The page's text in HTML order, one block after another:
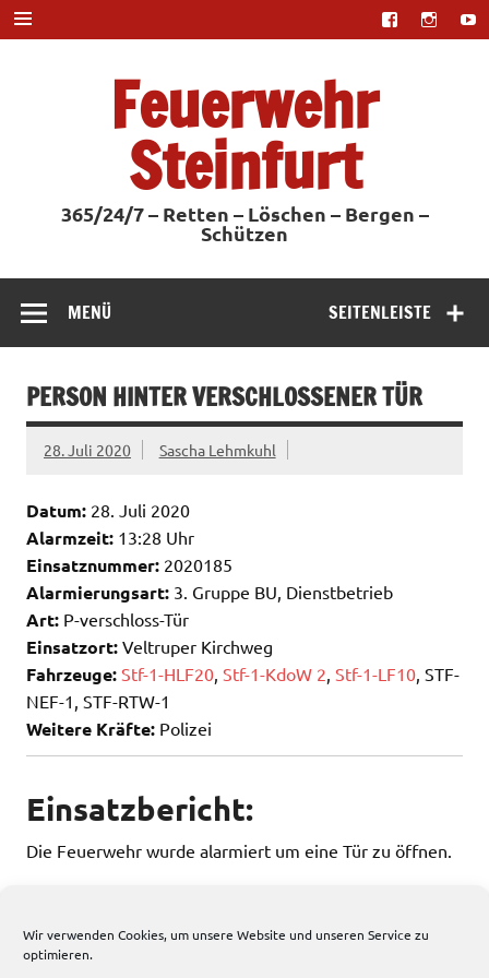
Wir verwenden Cookies, um unsere Website und unseren Service zu
optimieren.
Zum
Inhalt
springen
Feuerwehr
Steinfurt
365/24/7 – Retten – Löschen – Bergen –
Schützen
SEITENLEISTE
MENÜ
PERSON HINTER VERSCHLOSSENER TÜR
28. Juli 2020 Sascha Lehmkuhl
Datum: 28. Juli 2020
Alarmzeit: 13:28 Uhr
Einsatznummer: 2020185
Alarmierungsart: 3. Gruppe BU, Dienstbetrieb
Art: P-verschloss-Tür
Einsatzort: Veltruper Kirchweg
Fahrzeuge: Stf-1-HLF20 Stf-1-KdoW 2 Stf-1-LF10 , STF-
NEF-1, STF-RTW-1
Weitere Kräfte: Polizei
Einsatzbericht:
Die Feuerwehr wurde alarmiert um eine Tür zu öffnen.